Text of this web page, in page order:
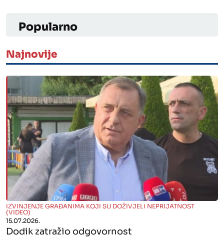
Popularno
Najnovije
" alt="">
IZVINJENJE GRAĐANIMA KOJI SU DOŽIVJELI NEPRIJATNOST
(VIDEO)
15.07.2026.
Dodik zatražio odgovornost